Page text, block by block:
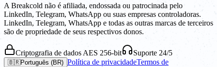
A Breakcold não é afiliada, endossada ou patrocinada pelo
LinkedIn, Telegram, WhatsApp ou suas empresas controladoras.
LinkedIn, Telegram, WhatsApp e todas as outras marcas de terceiros
são de propriedade de seus respectivos donos.
Criptografia de dados AES 256-bit Suporte 24/5
🇧🇷Português (BR) Política de privacidadeTermos de